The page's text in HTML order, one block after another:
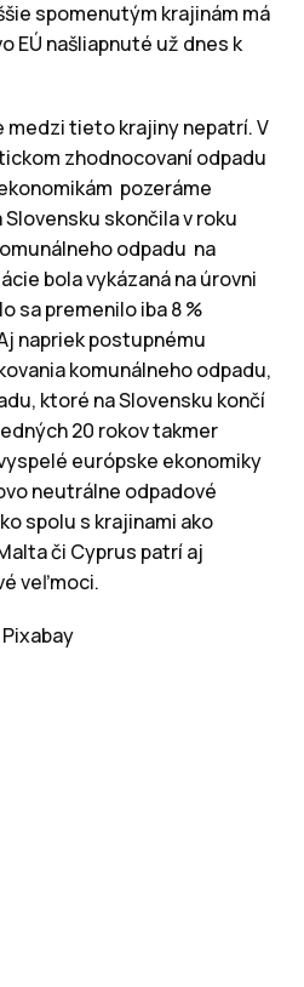
spomenutým krajinám má
EÚ našliapnuté už dnes k
medzi tieto krajiny nepatrí. V
zhodnocovaní odpadu
pozeráme
Slovensku skončila v roku
odpadu na
bola vykázaná na úrovni
sa premenilo iba 8 %
napriek postupnému
komunálneho odpadu,
ktoré na Slovensku končí
20 rokov takmer
európske ekonomiky
neutrálne odpadové
spolu s krajinami ako
či Cyprus patrí aj
veľmoci.